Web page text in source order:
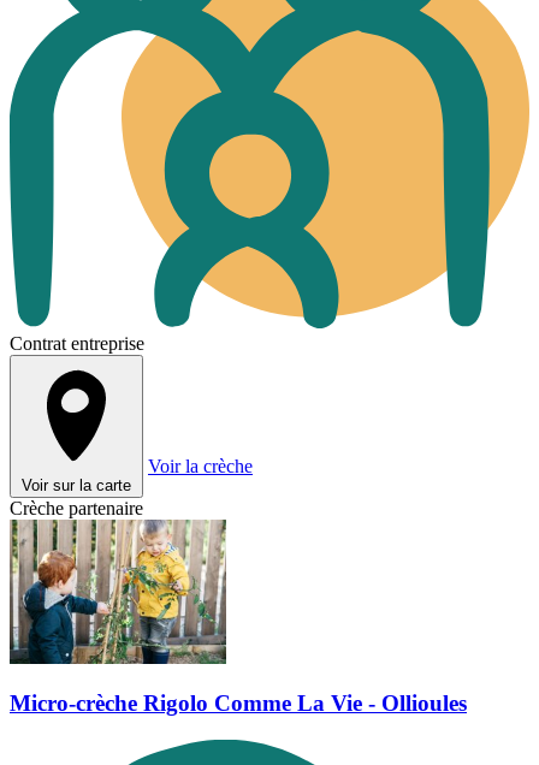
Contrat entreprise
Voir sur la carte
Voir la crèche
Crèche partenaire
Micro-crèche Rigolo Comme La Vie - Ollioules